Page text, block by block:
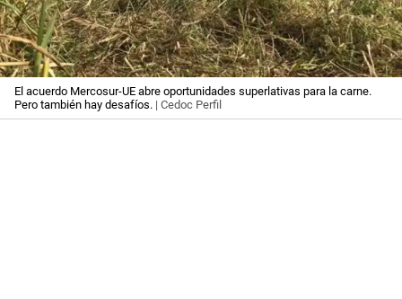
El acuerdo Mercosur-UE abre oportunidades superlativas para la carne.
Pero también hay desafíos. | Cedoc Perfil